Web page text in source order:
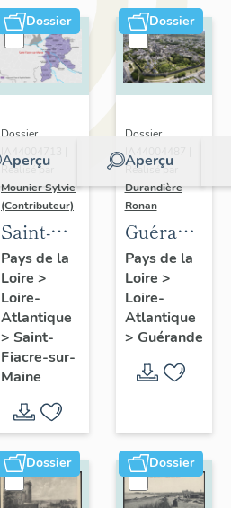
Dossier
Aperçu
Dossier
IA44004713 |
Réalisé par
Mounier Sylvie
(Contributeur)
Saint-
Fiacre-
sur-
Maine :
présentation
de
l'opération
d'inventaire
Pays de la
Loire >
Loire-
Atlantique
> Saint-
Fiacre-sur-
Maine
Dossier
Aperçu
Dossier
IA44004487 |
Réalisé par
Durandière
Ronan
Guérande
:
de la
commune
et de
l'aire
Pays de la
Loire >
Loire-
Atlantique
> Guérande
Dossier Dossier